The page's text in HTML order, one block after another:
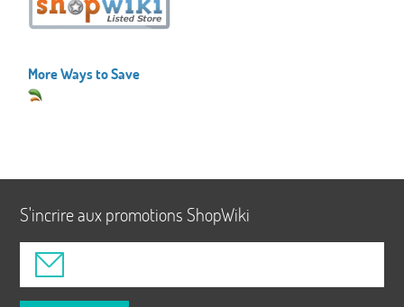
More Ways to Save
S'incrire aux promotions ShopWiki